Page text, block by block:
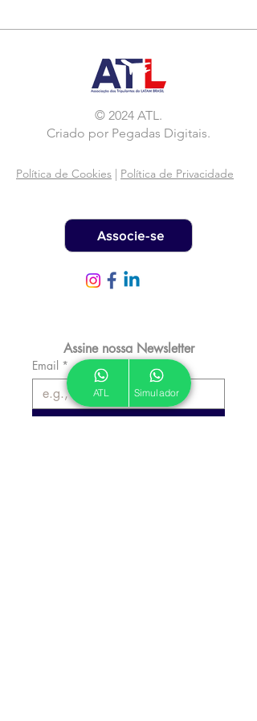
© 2024 ATL.
Criado por Pegadas Digitais.
Política de Cookies | Política de Privacidade
Associe-se
Assine nossa Newsletter
Email *
ATL Simulador